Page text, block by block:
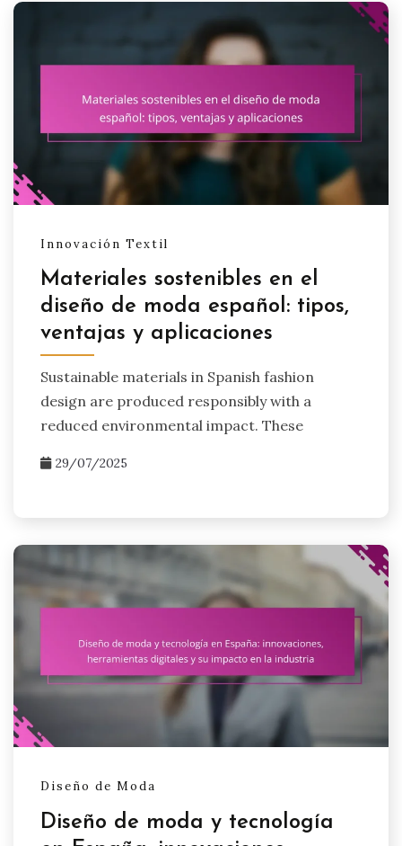
Innovación Textil
Materiales sostenibles en el
diseño de moda español: tipos,
ventajas y aplicaciones
Sustainable materials in Spanish fashion
design are produced responsibly with a
reduced environmental impact. These
29/07/2025
Diseño de Moda
Diseño de moda y tecnología